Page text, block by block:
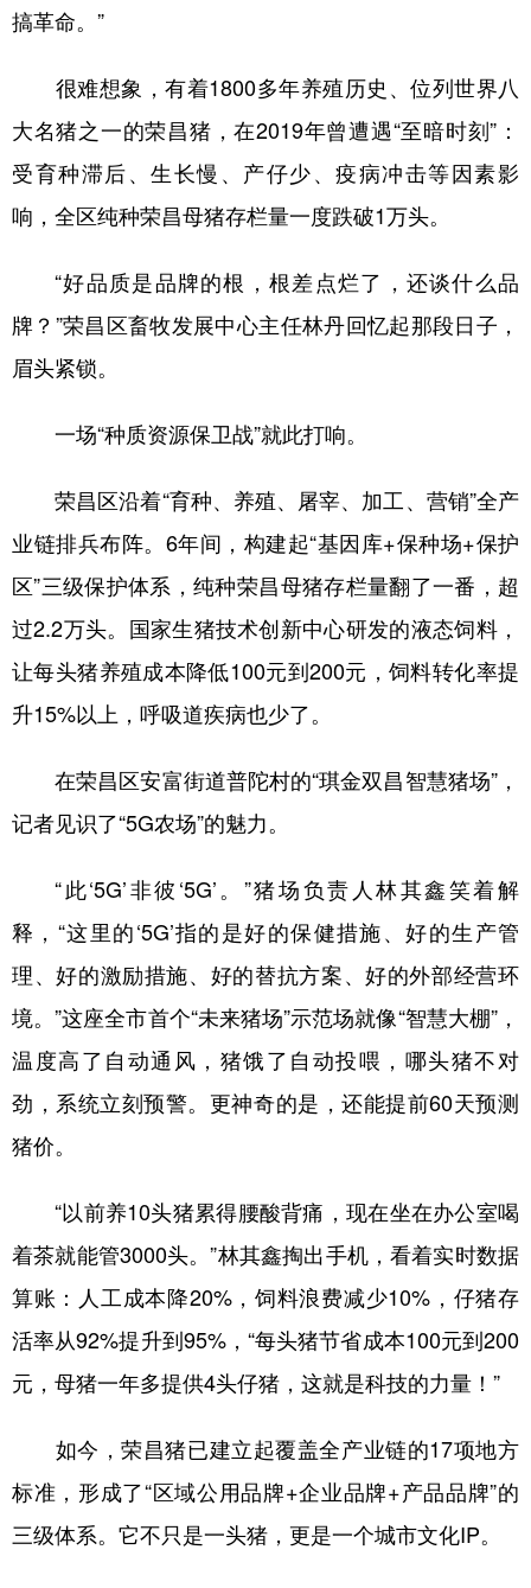
搞革命。”
很难想象，有着1800多年养殖历史、位列世界八
大名猪之一的荣昌猪，在2019年曾遭遇“至暗时刻”：
受育种滞后、生长慢、产仔少、疫病冲击等因素影
响，全区纯种荣昌母猪存栏量一度跌破1万头。
“好品质是品牌的根，根差点烂了，还谈什么品
牌？”荣昌区畜牧发展中心主任林丹回忆起那段日子，
眉头紧锁。
一场“种质资源保卫战”就此打响。
荣昌区沿着“育种、养殖、屠宰、加工、营销”全产
业链排兵布阵。6年间，构建起“基因库+保种场+保护
区”三级保护体系，纯种荣昌母猪存栏量翻了一番，超
过2.2万头。国家生猪技术创新中心研发的液态饲料，
让每头猪养殖成本降低100元到200元，饲料转化率提
升15%以上，呼吸道疾病也少了。
在荣昌区安富街道普陀村的“琪金双昌智慧猪场”，
记者见识了“5G农场”的魅力。
“此‘5G’非彼‘5G’。”猪场负责人林其鑫笑着解
释，“这里的‘5G’指的是好的保健措施、好的生产管
理、好的激励措施、好的替抗方案、好的外部经营环
境。”这座全市首个“未来猪场”示范场就像“智慧大棚”，
温度高了自动通风，猪饿了自动投喂，哪头猪不对
劲，系统立刻预警。更神奇的是，还能提前60天预测
猪价。
“以前养10头猪累得腰酸背痛，现在坐在办公室喝
着茶就能管3000头。”林其鑫掏出手机，看着实时数据
算账：人工成本降20%，饲料浪费减少10%，仔猪存
活率从92%提升到95%，“每头猪节省成本100元到200
元，母猪一年多提供4头仔猪，这就是科技的力量！”
如今，荣昌猪已建立起覆盖全产业链的17项地方
标准，形成了“区域公用品牌+企业品牌+产品品牌”的
三级体系。它不只是一头猪，更是一个城市文化IP。